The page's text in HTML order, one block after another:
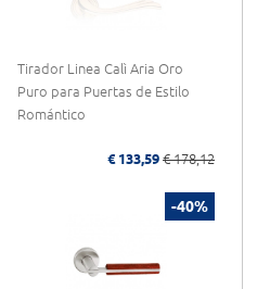
Tirador Linea Calì Aria Oro
Puro para Puertas de Estilo
Romántico
€ 133,59 € 178,12
-40%